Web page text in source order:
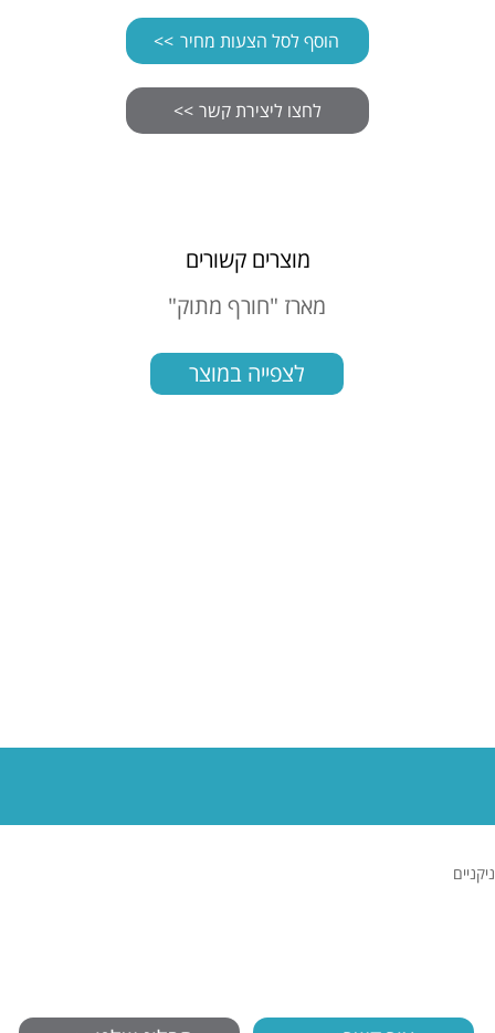
הוסף לסל הצעות מחיר
מוצרים קשורים
מארז "חורף מתוק"
לצפייה במוצר
ניקניים